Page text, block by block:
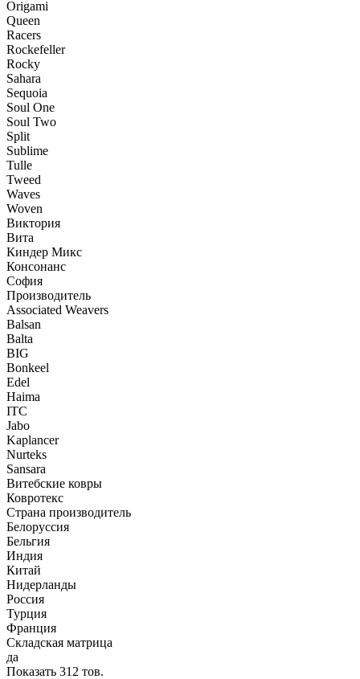
Origami
Queen
Racers
Rockefeller
Rocky
Sahara
Sequoia
Soul One
Soul Two
Split
Sublime
Tulle
Tweed
Waves
Woven
Виктория
Вита
Киндер Микс
Консонанс
София
Производитель
Associated Weavers
Balsan
Balta
BIG
Bonkeel
Edel
Haima
ITC
Jabo
Kaplancer
Nurteks
Sansara
Витебские ковры
Ковротекс
Страна производитель
Белоруссия
Бельгия
Индия
Китай
Нидерланды
Россия
Турция
Франция
Складская матрица
да
Показать 312 тов.